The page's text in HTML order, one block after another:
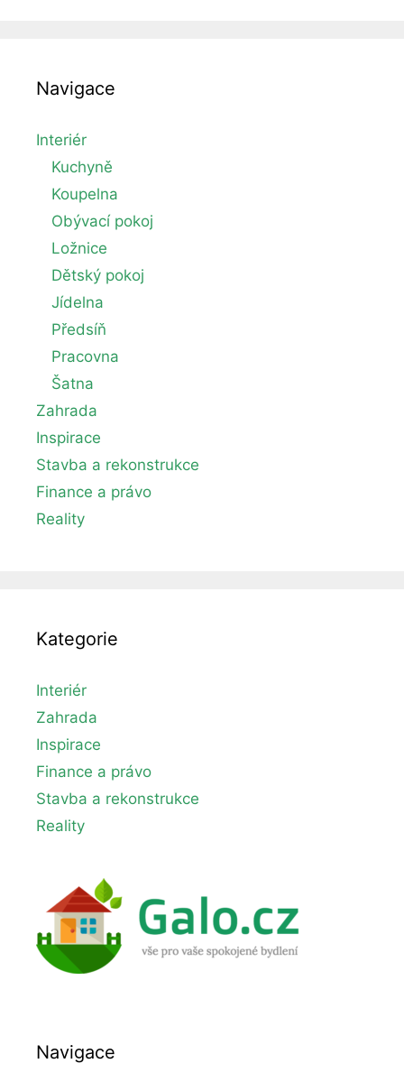
Navigace
Interiér
Kuchyně
Koupelna
Obývací pokoj
Ložnice
Dětský pokoj
Jídelna
Předsíň
Pracovna
Šatna
Zahrada
Inspirace
Stavba a rekonstrukce
Finance a právo
Reality
Kategorie
Interiér
Zahrada
Inspirace
Finance a právo
Stavba a rekonstrukce
Reality
Navigace